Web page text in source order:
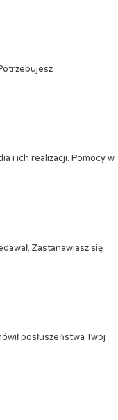
i ich realizacji. Pomocy w
Zastanawiasz się
posłuszeństwa Twój